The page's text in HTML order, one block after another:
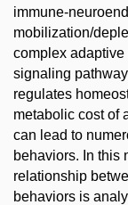
immune-
mobilization/
complex
signaling
regulates
metabolic cost of
can lead to
behaviors. In this
relationship
behaviors is